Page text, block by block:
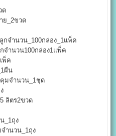
ด
_2ขวด
ำนวน_100กล่อง_1แพ็ค
นวน100กล่อง1แพ็ค
พ็ค
ผืน
จำนวน_1ชุด
ตร2ขวด
ถุง
นวน_1ถุง